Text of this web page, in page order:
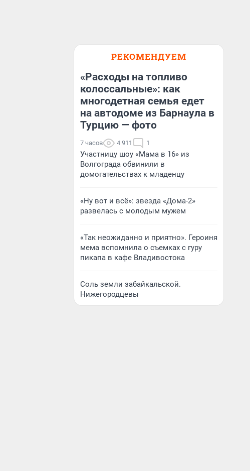
РЕКОМЕНДУЕМ
«Расходы на топливо
колоссальные»: как
многодетная семья едет
на автодоме из Барнаула в
Турцию — фото
7 часов 4 911 1
Участницу шоу «Мама в 16» из
Волгограда обвинили в
домогательствах к младенцу
«Ну вот и всё»: звезда «Дома-2»
развелась с молодым мужем
«Так неожиданно и приятно». Героиня
мема вспомнила о съемках с гуру
пикапа в кафе Владивостока
Соль земли забайкальской.
Нижегородцевы